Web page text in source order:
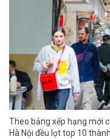
Theo bảng xếp hạng mới
Hà Nội đều lọt top 10